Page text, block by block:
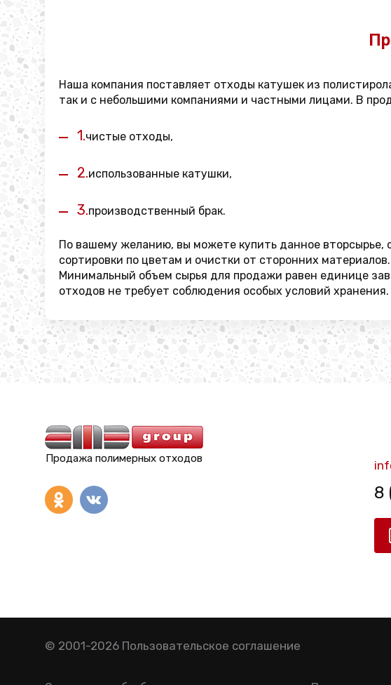
Наша компания поставляет отходы катушек из
так и с небольшими компаниями и частными лицами. В
1.чистые отходы,
2.использованные катушки,
3.производственный брак.
По вашему желанию, вы можете купить данное вторсырье,
сортировки по цветам и очистки от сторонних
Минимальный объем сырья для продажи равен единице
отходов не требует соблюдения особых условий
Продажа полимерных отходов
8
© 2001-2026 Пользовательское соглашение